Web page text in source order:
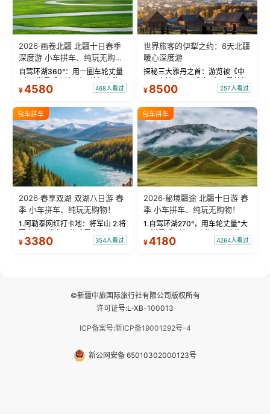
2026·画卷北疆 北疆十日春季
深度游 小车拼车、纯玩无购
物！
自驾环湖360°：用一圈车轮丈量
“大西洋最后一滴眼泪”的极致蔚
蓝。 赛湖旅拍：甄选多款风格服
绝美瞬间。 赛湖坦克300跟车视
频：专业摄影师...
¥4580 468人看过
世界旅客的伊犁之约：8天北疆
暖心深度游
探秘三大雅丹之首：游览被《中
国国家地理》评选为“中国最美的
三大雅丹”第一名的克拉玛依魔鬼
瓦人最大村落——禾木村，欣赏
晨雾与小木...
¥ 8500 257人看过
包车拼车
2026·春享双湖 双湖八日游 春
季 小车拼车、纯玩无购物！
1.阿勒泰网红打卡地：将军山 2.将
军山落日缆车，体验雪都风光 3.
将军山，夕阳派对，蹦迪party 4.
¥ 3380 354人看过
包车拼车
2026·秘境疆途 北疆十日游 春
季 小车拼车、纯玩无购物！
1.自驾环湖270°，用车轮丈量“大
西洋最后一滴眼泪”的极致蔚蓝，
让雪山、花海与深邃湖水在转弯
¥4180 4264人看过
©新疆中旅国际旅行社有限公司版权所有
许可证号:L-XB-100013
ICP备案号:新ICP备19001292号-4
新公网安备 65010302000123号